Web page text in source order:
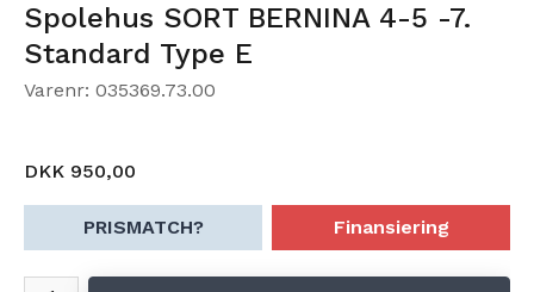
Spolehus SORT BERNINA 4-5 -7.
Standard Type E
Varenr: 035369.73.00
DKK 950,00
PRISMATCH? Finansiering